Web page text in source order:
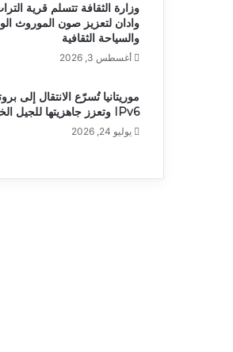
وزارة الثقافة تتسلم قرية
وادان لتعزيز صون الموروث
والسياحة الثقافية
أغسطس 3, 2026
موريتانيا تُسرّع الانتقال إلى
IPv6 وتعزز جاهزيتها للجيل الخامس
يوليو 24, 2026